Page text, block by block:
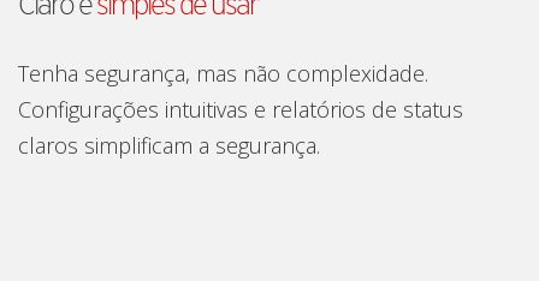
Tenha segurança, mas não complexidade.
Configurações intuitivas e relatórios de status
claros simplificam a segurança.